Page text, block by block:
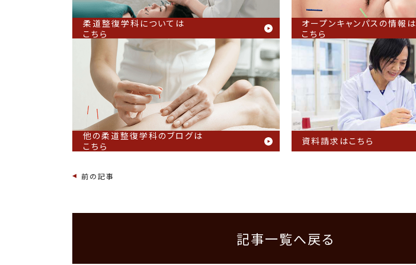
柔道整復学科については
こちら
オープンキャンパスの情報は
こちら
他の柔道整復学科のブログは
こちら
資料請求はこちら
前の記事
記事一覧へ戻る